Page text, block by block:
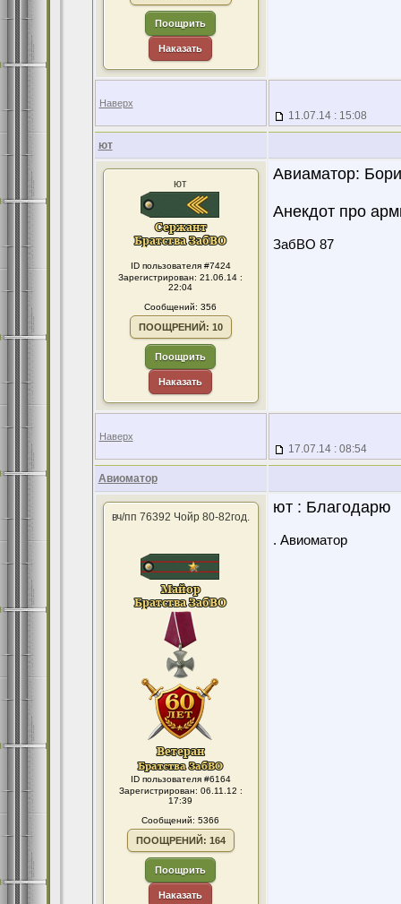
Поощрить
Наказать
Наверх
11.07.14 : 15:08
ют
ют
ID пользователя #7424
Зарегистрирован: 21.06.14 :
22:04
Сообщений: 356
ПООЩРЕНИЙ: 10
Поощрить
Наказать
Авиаматор:
Анекдот про
ЗабВО 87
Наверх
17.07.14 : 08:54
Авиоматор
вч/пп 76392 Чойр 80-82год.
ID пользователя #6164
Зарегистрирован: 06.11.12 :
17:39
Сообщений: 5366
ПООЩРЕНИЙ: 164
Поощрить
Наказать
ют : Благодарю
. Авиоматор